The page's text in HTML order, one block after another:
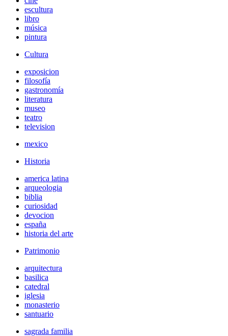
escultura
libro
música
pintura
Cultura
exposicion
filosofía
gastronomía
literatura
museo
teatro
television
mexico
Historia
america latina
arqueologia
biblia
curiosidad
devocion
españa
historia del arte
Patrimonio
arquitectura
basilica
catedral
iglesia
monasterio
santuario
sagrada familia